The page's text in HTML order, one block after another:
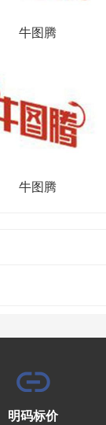
牛图腾
牛图腾
明码标价